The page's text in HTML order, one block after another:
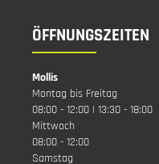
ÖFFNUNGSZEITEN
Mollis
Montag bis Freitag
08:00 - 12:00 | 13:30 - 18:00
Mittwoch
08:00 - 12:00
Samstag